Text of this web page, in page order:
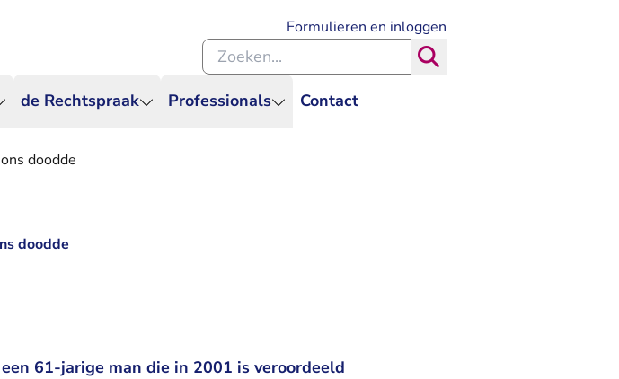
de Rechtspraak Professionals Contact
Formulieren en inloggen
Zoeken binnen de Rechtspraak
doodde
doodde
61-jarige man die in 2001 is veroordeeld